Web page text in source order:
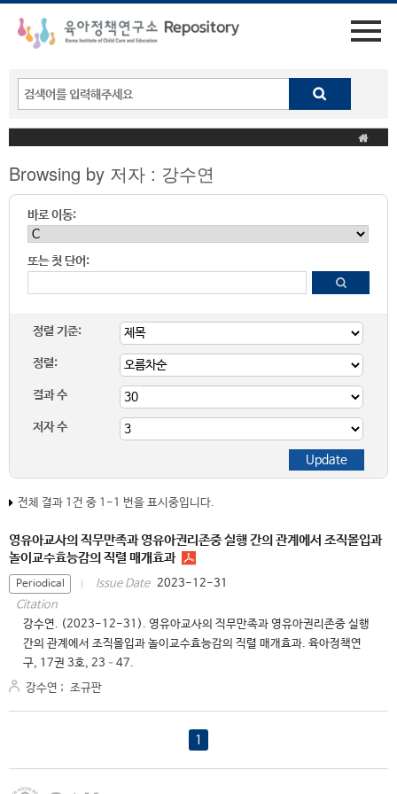
Browsing by 저자 : 강수연
바로 이동:
또는 첫 단어:
정렬 기준:
정렬:
결과 수
저자 수
전체 결과 1건 중 1-1 번을 표시중입니다.
영유아교사의 직무만족과 영유아권리존중 실행 간의 관계에서 조직몰입과
놀이교수효능감의 직렬 매개효과
Periodical Issue Date 2023-12-31
Citation
강수연. (2023-12-31). 영유아교사의 직무만족과 영유아권리존중 실행
간의 관계에서 조직몰입과 놀이교수효능감의 직렬 매개효과. 육아정책연
구, 17권 3호, 23–47.
강수연 ; 조규판
1